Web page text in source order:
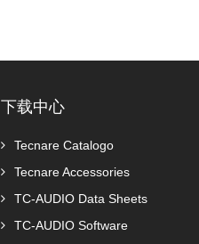
下载中心
Tecnare Catalogo
Tecnare Accessories
TC-AUDIO Data Sheets
TC-AUDIO Software